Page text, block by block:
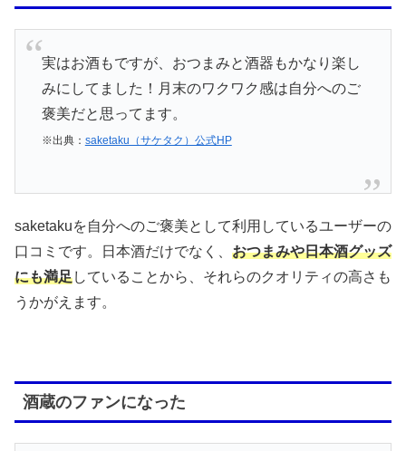
実はお酒もですが、おつまみと酒器もかなり楽し
みにしてました！月末のワクワク感は自分へのご
褒美だと思ってます。
※出典： saketaku（サケタク）公式HP
saketakuを自分へのご褒美として利用しているユーザーの
口コミです。日本酒だけでなく、 おつまみや日本酒グッズ
にも満足していることから、それらのクオリティの高さも
うかがえます。
酒蔵のファンになった